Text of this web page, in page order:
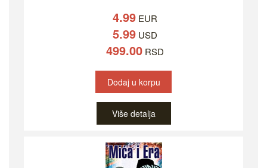
4.99 EUR
5.99 USD
499.00 RSD
Dodaj u korpu
Više detalja